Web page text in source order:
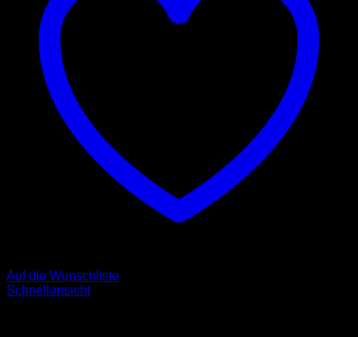
Auf die Wunschliste
Schnellansicht